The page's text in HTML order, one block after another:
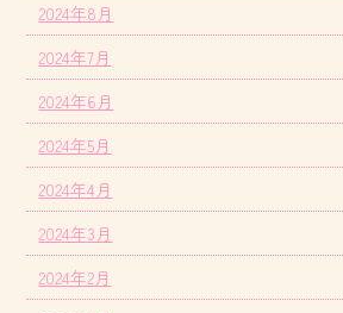
2024年8月
2024年7月
2024年6月
2024年5月
2024年4月
2024年3月
2024年2月